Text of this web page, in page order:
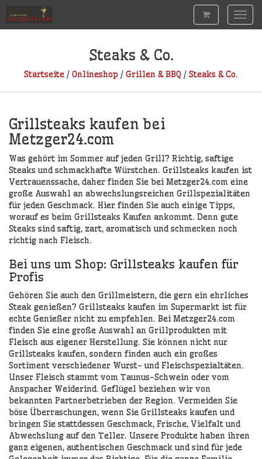
Steaks & Co.
Startseite / Onlineshop / Grillen & BBQ / Steaks & Co.
Grillsteaks kaufen bei
Metzger24.com
Was gehört im Sommer auf jeden Grill? Richtig, saftige
Steaks und schmackhafte Würstchen. Grillsteaks kaufen ist
Vertrauenssache, daher finden Sie bei Metzger24.com eine
große Auswahl an abwechslungsreichen Grillspezialitäten
für jeden Geschmack. Hier finden Sie auch einige Tipps,
worauf es beim Grillsteaks Kaufen ankommt. Denn gute
Steaks sind saftig, zart, aromatisch und schmecken noch
richtig nach Fleisch.
Bei uns um Shop: Grillsteaks kaufen für
Profis
Gehören Sie auch den Grillmeistern, die gern ein ehrliches
Steak genießen? Grillsteaks kaufen im Supermarkt ist für
echte Genießer nicht zu empfehlen. Bei Metzger24.com
finden Sie eine große Auswahl an Grillprodukten mit
Fleisch aus eigener Herstellung. Sie können nicht nur
Grillsteaks kaufen, sondern finden auch ein großes
Sortiment verschiedener Wurst- und Fleischspezialtäten.
Unser Fleisch stammt vom Taunus-Schwein oder vom
Anspacher Weiderind. Geflügel beziehen wir von
bekannten Partnerbetrieben der Region. Vermeiden Sie
böse Überraschungen, wenn Sie Grillsteaks kaufen und
bringen Sie stattdessen Geschmack, Frische, Vielfalt und
Abwechslung auf den Teller. Unsere Produkte haben ihren
ganz eigenen, authentischen Geschmack und sind für jede